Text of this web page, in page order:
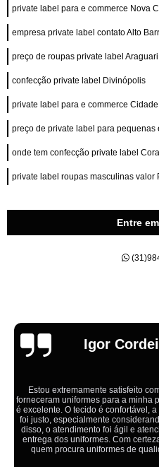
private label para e commerce Nova
empresa private label contato Alto
preço de roupas private label Araguari
confecção private label Divinópolis
private label para e commerce
preço de private label para
onde tem confecção private label
private label roupas masculinas valor
Entre
Emília
Ótimo atendimento,todos muito
cliente em primeiro lugar.
aqui na 4M tudo é resolvido